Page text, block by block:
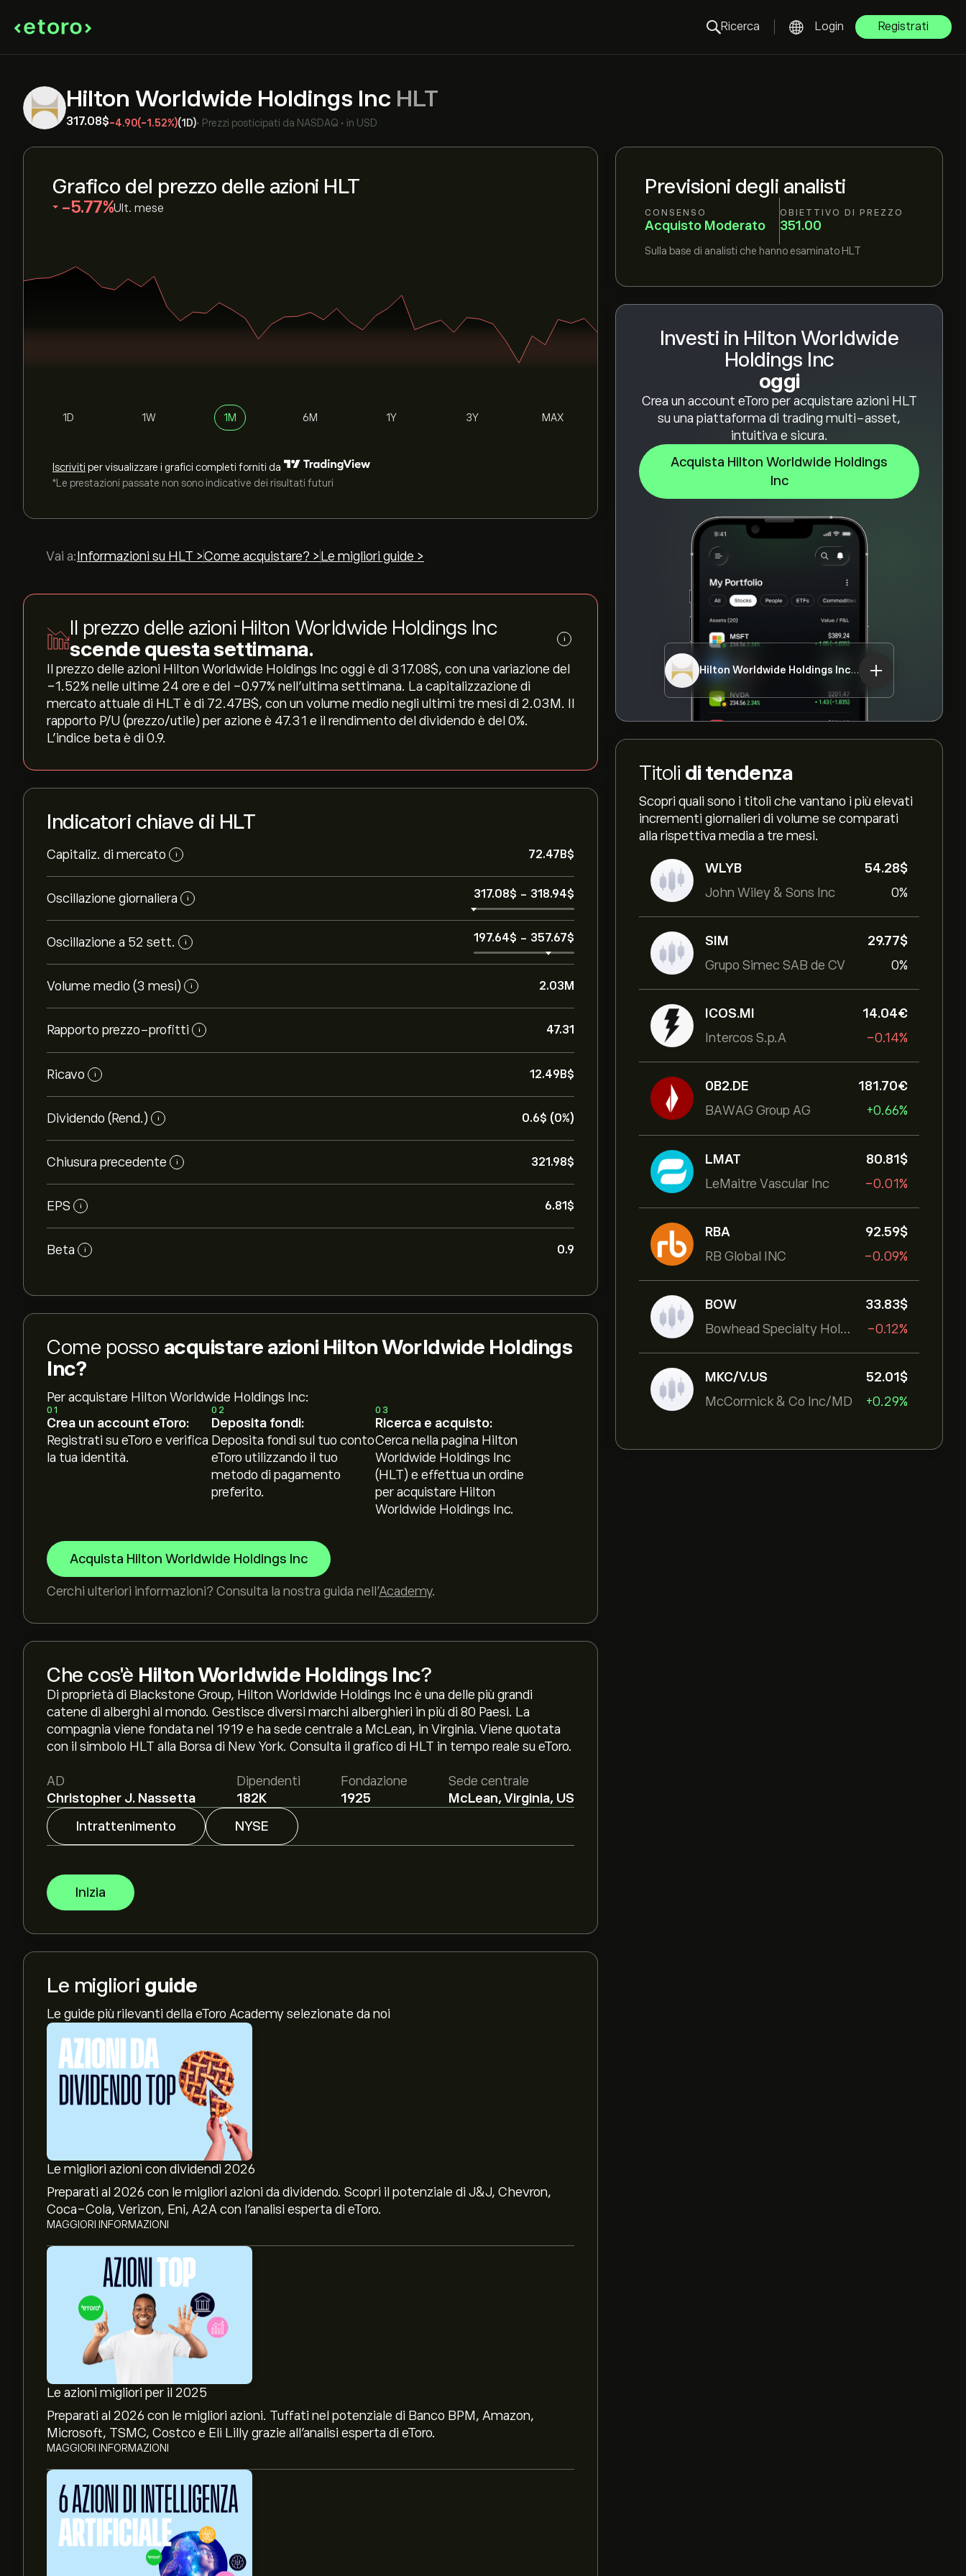
Ricerca Login Registrati
Hilton Worldwide Holdings Inc HLT
317.08‎$‎-4.90(-1.52%)(1D)• Prezzi posticipati da NASDAQ • in USD
Previsioni degli analisti
CONSENSO
Acquisto Moderato
OBIETTIVO DI PREZZO
351.00
Sulla base di analisti che hanno esaminato HLT
Investi in Hilton Worldwide
Holdings Inc
oggi
Crea un account eToro per acquistare azioni HLT
su una piattaforma di trading multi-asset,
intuitiva e sicura.
Acquista Hilton Worldwide Holdings
Inc
Hilton Worldwide Holdings IncHLT
Titoli di tendenza
Scopri quali sono i titoli che vantano i più elevati
incrementi giornalieri di volume se comparati
alla rispettiva media a tre mesi.
WLYB
John Wiley & Sons Inc
54.28‎$‎
0%
SIM
Grupo Simec SAB de CV
29.77‎$‎
0%
ICOS.MI
Intercos S.p.A
14.04‎€‎
-0.14%
0B2.DE
BAWAG Group AG
181.70‎€‎
+0.66%
LMAT
LeMaitre Vascular Inc
80.81‎$‎
-0.01%
RBA
RB Global INC
92.59‎$‎
-0.09%
BOW
Bowhead Specialty Holdings Inc
33.83‎$‎
-0.12%
MKC/V.US
McCormick & Co Inc/MD
52.01‎$‎
+0.29%
Grafico del prezzo delle azioni HLT
‎-5.77‎ Ult. mese
1D 1W 1M 6M 1Y 3Y MAX
Iscriviti per visualizzare i grafici completi forniti da
*Le prestazioni passate non sono indicative dei risultati futuri
Vai a: Informazioni su HLT >Come acquistare? > Le migliori guide >
Il prezzo delle azioni Hilton Worldwide Holdings Inc
scende questa settimana.
i
Il prezzo delle azioni Hilton Worldwide Holdings Inc oggi è di 317.08‎$‎, con una variazione del
‎-1.52‎% nelle ultime 24 ore e del ‎-0.97‎% nell'ultima settimana. La capitalizzazione di
mercato attuale di HLT è di 72.47B‎$‎, con un volume medio negli ultimi tre mesi di 2.03M. Il
rapporto P/U (prezzo/utile) per azione è 47.31 e il rendimento del dividendo è del 0%.
L'indice beta è di 0.9.
Indicatori chiave di HLT
Capitaliz. di mercato i 72.47B‎$‎
Oscillazione giornaliera i 317.08‎$‎ - 318.94‎$‎
Oscillazione a 52 sett. i 197.64‎$‎ - 357.67‎$‎
Volume medio (3 mesi) i 2.03M
Rapporto prezzo-profitti i 47.31
Ricavo i 12.49B‎$‎
Dividendo (Rend.) i 0.6‎$‎ (0%)
Chiusura precedente i 321.98‎$‎
EPS i 6.81‎$‎
Beta i 0.9
Come posso acquistare azioni Hilton Worldwide Holdings
Inc?
Per acquistare Hilton Worldwide Holdings Inc:
01
Crea un account eToro:
Registrati su eToro e verifica
la tua identità.
02
Deposita fondi:
Deposita fondi sul tuo conto
eToro utilizzando il tuo
metodo di pagamento
preferito.
03
Ricerca e acquisto:
Cerca nella pagina Hilton
Worldwide Holdings Inc
(HLT) e effettua un ordine
per acquistare Hilton
Worldwide Holdings Inc.
Acquista Hilton Worldwide Holdings Inc
Cerchi ulteriori informazioni? Consulta la nostra guida nell’Academy.
Che cos'è Hilton Worldwide Holdings Inc?
Di proprietà di Blackstone Group, Hilton Worldwide Holdings Inc è una delle più grandi
catene di alberghi al mondo. Gestisce diversi marchi alberghieri in più di 80 Paesi. La
compagnia viene fondata nel 1919 e ha sede centrale a McLean, in Virginia. Viene quotata
con il simbolo HLT alla Borsa di New York. Consulta il grafico di HLT in tempo reale su eToro.
AD
Christopher J. Nassetta
Dipendenti
182K
Fondazione
1925
Sede centrale
McLean, Virginia, US
Intrattenimento
NYSE
Inizia
Le migliori guide
Le guide più rilevanti della eToro Academy selezionate da noi
Le migliori azioni con dividendi 2026
Preparati al 2026 con le migliori azioni da dividendo. Scopri il potenziale di J&J, Chevron,
Coca-Cola, Verizon, Eni, A2A con l’analisi esperta di eToro.
MAGGIORI INFORMAZIONI
Le azioni migliori per il 2025
Preparati al 2026 con le migliori azioni. Tuffati nel potenziale di Banco BPM, Amazon,
Microsoft, TSMC, Costco e Eli Lilly grazie all’analisi esperta di eToro.
MAGGIORI INFORMAZIONI
Il prezzo attuale delle azioni HLT è di 317.08‎$‎.